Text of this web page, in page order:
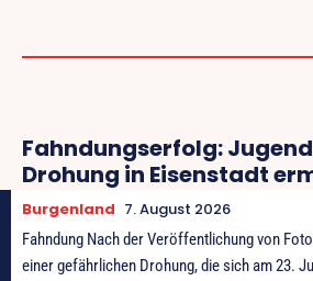
Fahndungserfolg:
Drohung in Eisenstadt
Burgenland 7. August 2026
Fahndung Nach der Veröffentlichung von
einer gefährlichen Drohung, die sich am 23.